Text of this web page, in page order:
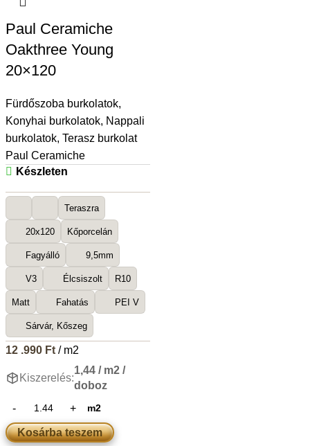
Paul Ceramiche
Oakthree Young
20×120
Fürdőszoba burkolatok,
Konyhai burkolatok, Nappali
burkolatok, Terasz burkolat
Paul Ceramiche
Készleten
Teraszra
20x120 Kőporcelán
Fagyálló 9,5mm
V3 Élcsiszolt R10
Matt Fahatás PEI V
Sárvár, Kőszeg
12 .990 Ft/ m2
Kiszerelés:
1,44 / m2 /
doboz
m2
Kosárba teszem